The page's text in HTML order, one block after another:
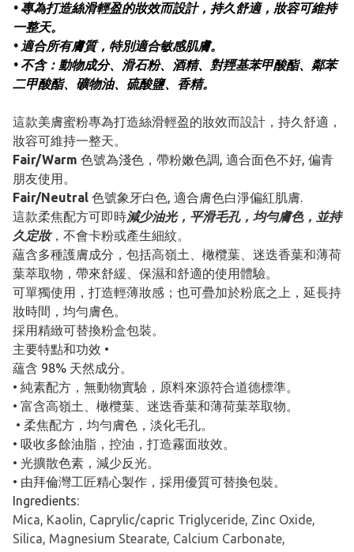
• 專為打造絲滑輕盈的妝效而設計，持久舒適，妝容可維持
一整天。
• 適合所有膚質，特別適合敏感肌膚。
• 不含：動物成分、滑石粉、酒精、對羥基苯甲酸酯、鄰苯
二甲酸酯、礦物油、硫酸鹽、香精。
這款美膚蜜粉專為打造絲滑輕盈的妝效而設計，持久舒適，
妝容可維持一整天。
Fair/Warm 色號為淺色，帶粉嫩色調, 適合面色不好, 偏青
朋友使用。
Fair/Neutral 色號象牙白色, 適合膚色白淨偏紅肌膚.
這款柔焦配方可即時減少油光，平滑毛孔，均勻膚色，並持
久定妝，不會卡粉或產生細紋。
蘊含多種護膚成分，包括高嶺土、橄欖葉、迷迭香葉和薄荷
葉萃取物，帶來舒緩、保濕和舒適的使用體驗。
可單獨使用，打造輕薄妝感；也可疊加於粉底之上，延長持
妝時間，均勻膚色。
採用精緻可替換粉盒包裝。
主要特點和功效 •
蘊含 98% 天然成分。
• 純素配方，無動物實驗，原料來源符合道德標準。
• 富含高嶺土、橄欖葉、迷迭香葉和薄荷葉萃取物。
• 柔焦配方，均勻膚色，淡化毛孔。
• 吸收多餘油脂，控油，打造霧面妝效。
• 光擴散色素，減少反光。
• 由拜倫灣工匠精心製作，採用優質可替換包裝。
Ingredients:
Mica, Kaolin, Caprylic/capric Triglyceride, Zinc Oxide,
Silica, Magnesium Stearate, Calcium Carbonate,